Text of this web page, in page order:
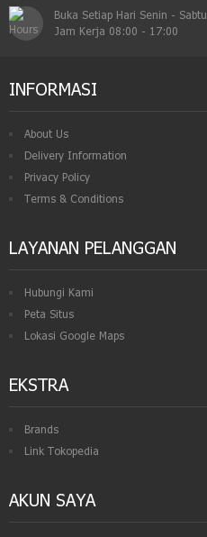
Buka Setiap Hari Senin - Sabtu
Jam Kerja 08:00 - 17:00
INFORMASI
About Us
Delivery Information
Privacy Policy
Terms & Conditions
LAYANAN PELANGGAN
Hubungi Kami
Peta Situs
Lokasi Google Maps
EKSTRA
Brands
Link Tokopedia
AKUN SAYA